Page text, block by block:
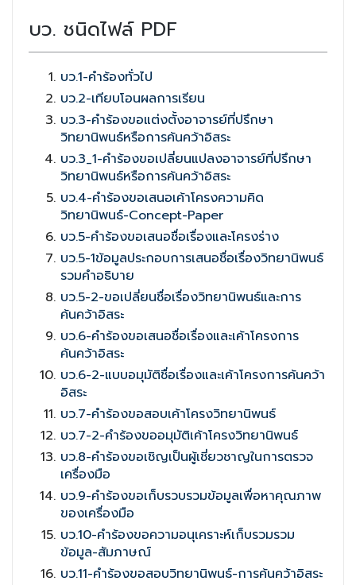
บว. ชนิดไฟล์ PDF
บว.1-คำร้องทั่วไป
บว.2-เทียบโอนผลการเรียน
บว.3-คำร้องขอแต่งตั้งอาจารย์ที่ปรึกษา
วิทยานิพนธ์หรือการค้นคว้าอิสระ
บว.3_1-คำร้องขอเปลี่ยนแปลงอาจารย์ที่ปรึกษา
วิทยานิพนธ์หรือการค้นคว้าอิสระ
บว.4-คำร้องขอเสนอเค้าโครงความคิด
วิทยานิพนธ์-Concept-Paper
บว.5-คำร้องขอเสนอชื่อเรื่องและโครงร่าง
บว.5-1ข้อมูลประกอบการเสนอชื่อเรื่องวิทยานิพนธ์
รวมคำอธิบาย
บว.5-2-ขอเปลี่ยนชื่อเรื่องวิทยานิพนธ์และการ
ค้นคว้าอิสระ
บว.6-คำร้องขอเสนอชื่อเรื่องและเค้าโครงการ
ค้นคว้าอิสระ
บว.6-2-แบบอมุมัติชื่อเรื่องและเค้าโครงการค้นคว้า
อิสระ
บว.7-คำร้องขอสอบเค้าโครงวิทยานิพนธ์
บว.7-2-คำร้องขออมุมัติเค้าโครงวิทยานิพนธ์
บว.8-คำร้องขอเชิญเป็นผู้เชี่ยวชาญในการตรวจ
เครื่องมือ
บว.9-คำร้องขอเก็บรวบรวมข้อมูลเพื่อหาคุณภาพ
ของเครื่องมือ
บว.10-คำร้องขอความอนุเคราะห์เก็บรวมรวม
ข้อมูล-สัมภาษณ์
บว.11-คำร้องขอสอบวิทยานิพนธ์-การค้นคว้าอิสระ